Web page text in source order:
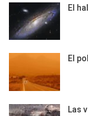
El
El
Las